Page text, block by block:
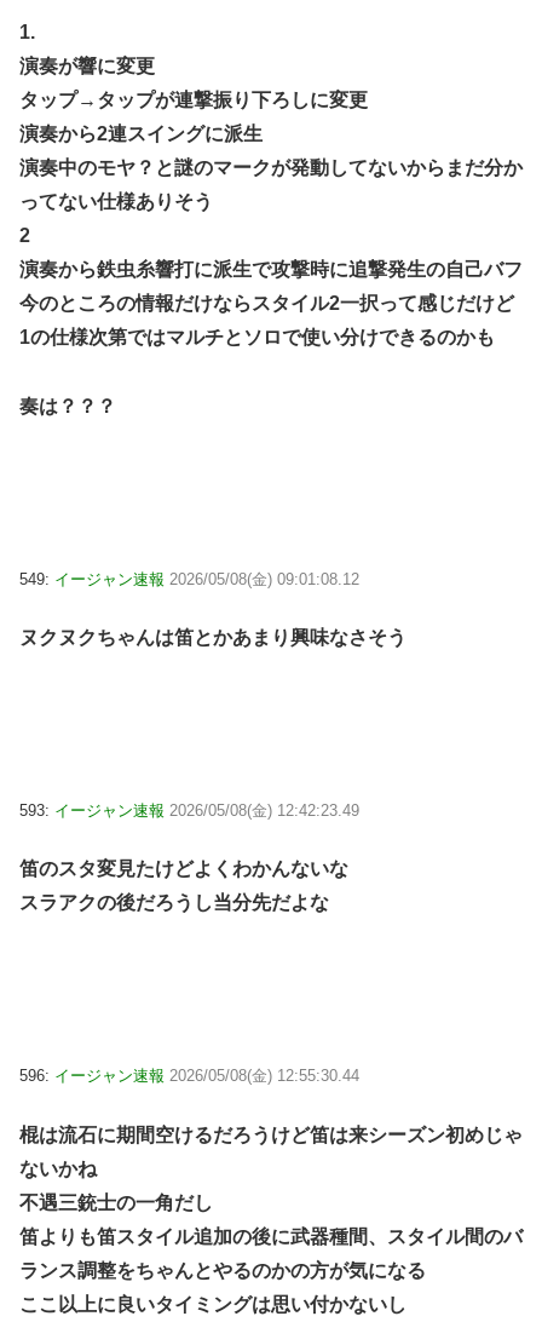
1.
演奏が響に変更
タップ→タップが連撃振り下ろしに変更
演奏から2連スイングに派生
演奏中のモヤ？と謎のマークが発動してないからまだ分か
ってない仕様ありそう
2
演奏から鉄虫糸響打に派生で攻撃時に追撃発生の自己バフ
今のところの情報だけならスタイル2一択って感じだけど
1の仕様次第ではマルチとソロで使い分けできるのかも
奏は？？？
549: イージャン速報 2026/05/08(金) 09:01:08.12
ヌクヌクちゃんは笛とかあまり興味なさそう
593: イージャン速報 2026/05/08(金) 12:42:23.49
笛のスタ変見たけどよくわかんないな
スラアクの後だろうし当分先だよな
596: イージャン速報 2026/05/08(金) 12:55:30.44
棍は流石に期間空けるだろうけど笛は来シーズン初めじゃ
ないかね
不遇三銃士の一角だし
笛よりも笛スタイル追加の後に武器種間、スタイル間のバ
ランス調整をちゃんとやるのかの方が気になる
ここ以上に良いタイミングは思い付かないし